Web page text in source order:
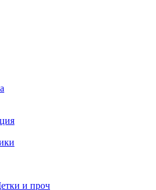
и проч